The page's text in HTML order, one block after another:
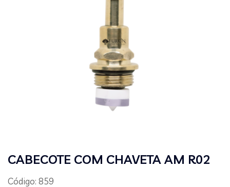
CABECOTE COM CHAVETA AM R02
Código: 859